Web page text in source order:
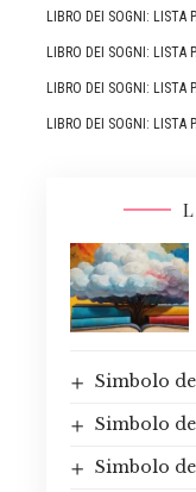
LIBRO DEI SOGNI: LISTA
LIBRO DEI SOGNI: LISTA
LIBRO DEI SOGNI: LISTA
LIBRO DEI SOGNI: LISTA
Simbolo
Simbolo
Simbolo